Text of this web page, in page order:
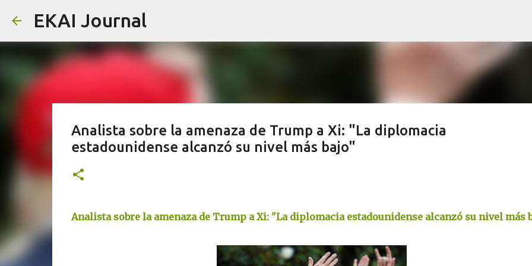
EKAI Journal
Analista sobre la amenaza de Trump a Xi: "La diplomacia
estadounidense alcanzó su nivel más bajo"
Analista sobre la amenaza de Trump a Xi: "La diplomacia estadounidense alcanzó su nivel más